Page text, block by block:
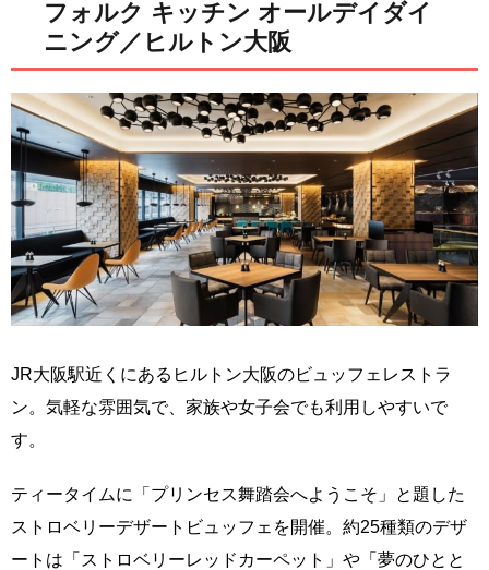
フォルク キッチン オールデイダイ
ニング／ヒルトン大阪
JR大阪駅近くにあるヒルトン大阪のビュッフェレストラ
ン。気軽な雰囲気で、家族や女子会でも利用しやすいで
す。
ティータイムに「プリンセス舞踏会へようこそ」と題した
ストロベリーデザートビュッフェを開催。約25種類のデザ
ートは「ストロベリーレッドカーペット」や「夢のひとと